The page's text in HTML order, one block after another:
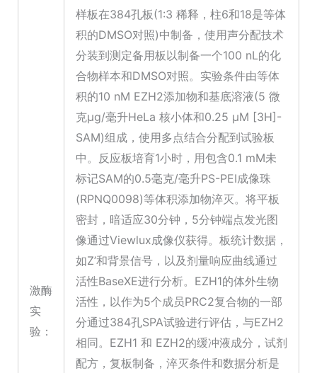
激酶
实
验：
样板在384孔板(1:3 稀释，柱6和18是等体
积的DMSO对照)中制备，使用声分配技术
分装到测定备用板以制备一个100 nL的化
合物样本和DMSO对照。实验条件由等体
积的10 nM EZH2添加物和基底溶液(5 微
克µg/毫升HeLa 核小体和0.25 µM [3H]-
SAM)组成，使用多点结合分配到试验板
中。反应板培育1小时，用包含0.1 mM未
标记SAM的0.5毫克/毫升PS-PEI成像珠
(RPNQ0098)等体积添加物淬灭。将平板
密封，暗适应30分钟，5分钟端点发光图
像通过Viewlux成像仪获得。板统计数据，
如Z’和背景信号，以及剂量响应曲线通过
活性BaseXE进行分析。EZH1的体外生物
活性，以作为5个成员PRC2复合物的一部
分通过384孔SPA试验进行评估，与EZH2
相同。EZH1 和 EZH2的缓冲液成分，试剂
配方，复板制备，淬灭条件和数据分析是